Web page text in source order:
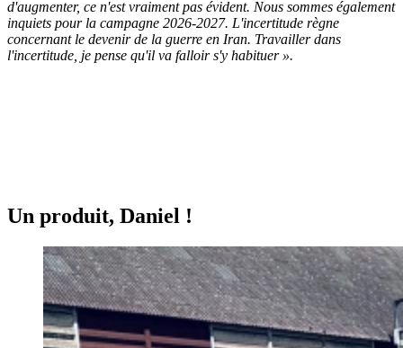
d'augmenter, ce n'est vraiment pas évident. Nous sommes également
inquiets pour la campagne 2026-2027. L'incertitude règne
concernant le devenir de la guerre en Iran. Travailler dans
l'incertitude, je pense qu'il va falloir s'y habituer ».
Un produit, Daniel !